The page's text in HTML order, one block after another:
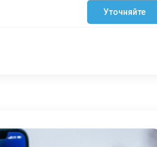
Уточняйте